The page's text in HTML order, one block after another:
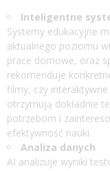
Inteligentne
Systemy edukacyjne
aktualnego poziomu
prace domowe, oraz
rekomenduje
filmy, czy
otrzymują dokładnie
potrzebom i
efektywność nauki.
Analiza danych
AI analizuje wyniki